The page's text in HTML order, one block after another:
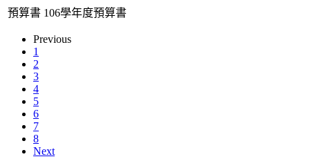
預算書 106學年度預算書
Previous
1
2
3
4
5
6
7
8
Next